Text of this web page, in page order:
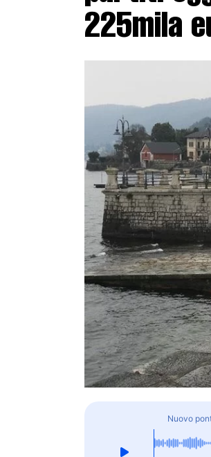
225mila
Nuovo